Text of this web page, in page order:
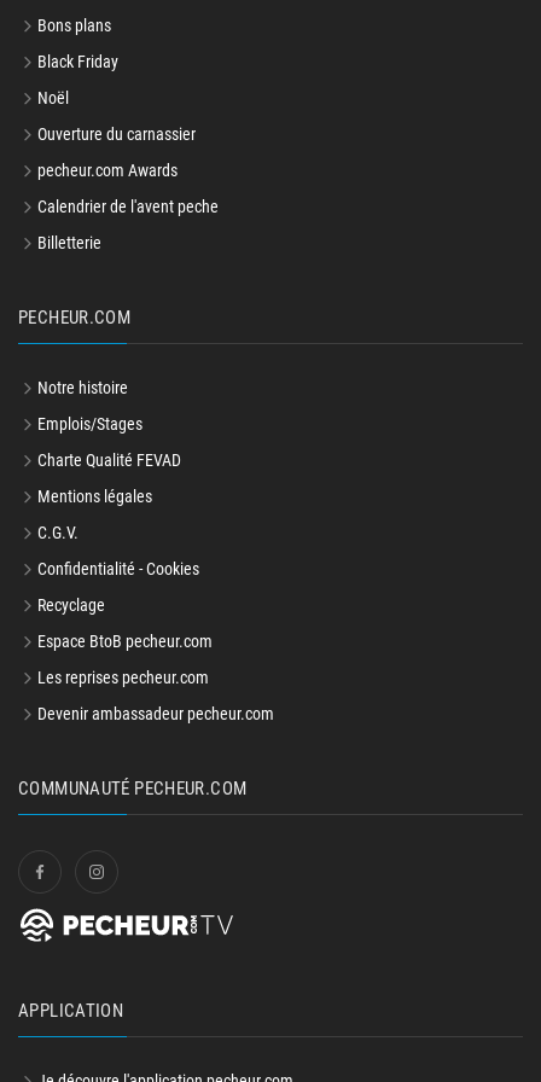
Bons plans
Black Friday
Noël
Ouverture du carnassier
pecheur.com Awards
Calendrier de l'avent peche
Billetterie
PECHEUR.COM
Notre histoire
Emplois/Stages
Charte Qualité FEVAD
Mentions légales
C.G.V.
Confidentialité - Cookies
Recyclage
Espace BtoB pecheur.com
Les reprises pecheur.com
Devenir ambassadeur pecheur.com
COMMUNAUTÉ PECHEUR.COM
APPLICATION